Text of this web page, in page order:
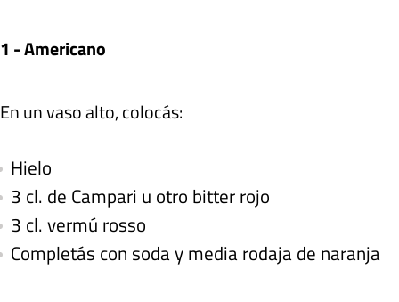
1 - Americano
En un vaso alto, colocás:
Hielo
3 cl. de Campari u otro bitter rojo
3 cl. vermú rosso
Completás con soda y media rodaja de naranja